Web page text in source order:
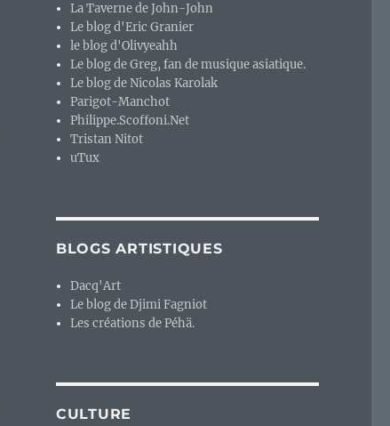
La Taverne de John-John
Le blog d'Eric Granier
le blog d'Olivyeahh
Le blog de Greg, fan de musique asiatique.
Le blog de Nicolas Karolak
Parigot-Manchot
Philippe.Scoffoni.Net
Tristan Nitot
uTux
BLOGS ARTISTIQUES
Dacq'Art
Le blog de Djimi Fagniot
Les créations de Péhä.
CULTURE